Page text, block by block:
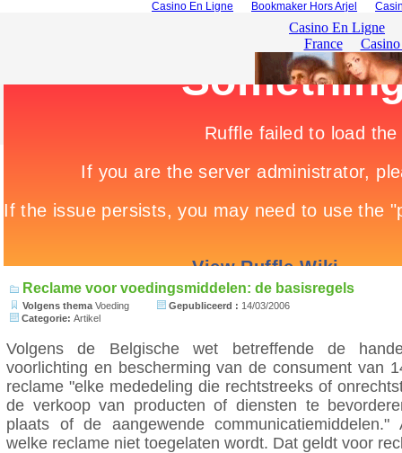
Casino En Ligne Bookmaker Hors Arjel
Reclame voor voedingsmiddelen: de basisregels
Volgens thema Voeding Gepubliceerd : 14/03/2006
Categorie: Artikel
Volgens de Belgische wet betreffende de
voorlichting en bescherming van de consument van
reclame "elke mededeling die rechtstreeks of
de verkoop van producten of diensten te
plaats of de aangewende communicatiemiddelen."
welke reclame niet toegelaten wordt. Dat geldt voor